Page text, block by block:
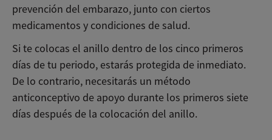
prevención del embarazo, junto con ciertos
medicamentos y condiciones de salud.
Si te colocas el anillo dentro de los cinco primeros
días de tu periodo, estarás protegida de inmediato.
De lo contrario, necesitarás un método
anticonceptivo de apoyo durante los primeros siete
días después de la colocación del anillo.